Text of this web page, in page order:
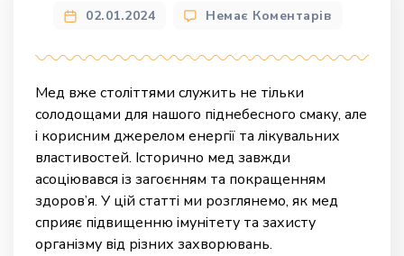
02.01.2024 Немає Коментарів
мед
та
захищає
від
Мед вже століттями служить не тільки
солодощами для нашого піднебесного смаку, але
і корисним джерелом енергії та лікувальних
властивостей. Історично мед завжди
асоціювався із загоєнням та покращенням
здоров’я. У цій статті ми розглянемо, як мед
сприяє підвищенню імунітету та захисту
організму від різних захворювань.